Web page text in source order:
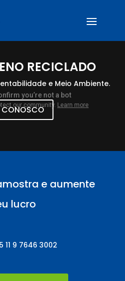
RECICLADO
e Meio Ambiente.
CONOSCO
e aumente
lucro
11 9 7646 3002